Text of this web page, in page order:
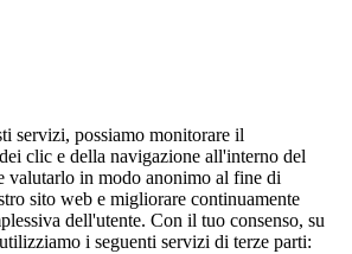
servizi, possiamo monitorare il
clic e della navigazione all'interno del
valutarlo in modo anonimo al fine di
sito web e migliorare continuamente
dell'utente. Con il tuo consenso, su
i seguenti servizi di terze parti: